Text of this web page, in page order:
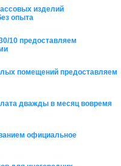
изделий
опыта
10 предоставляем
помещений предоставляем
дважды в месяц вовремя
официальное